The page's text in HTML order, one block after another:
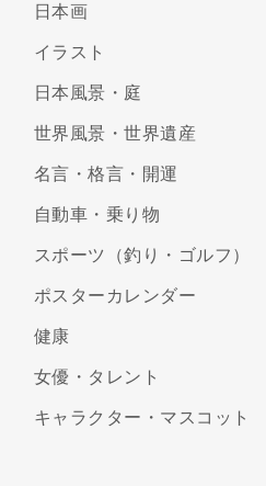
日本画
イラスト
日本風景・庭
世界風景・世界遺産
名言・格言・開運
自動車・乗り物
スポーツ（釣り・ゴルフ）
ポスターカレンダー
健康
女優・タレント
キャラクター・マスコット